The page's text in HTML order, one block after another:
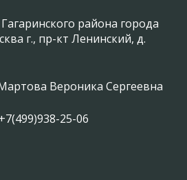
района города
г., пр-кт Ленинский, д.
Вероника Сергеевна
25-06